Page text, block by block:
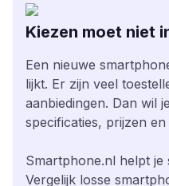
Kiezen moet niet
Een nieuwe
lijkt. Er zijn veel
aanbiedingen. Dan wil
specificaties, prijzen
Smartphone.nl helpt
Vergelijk losse